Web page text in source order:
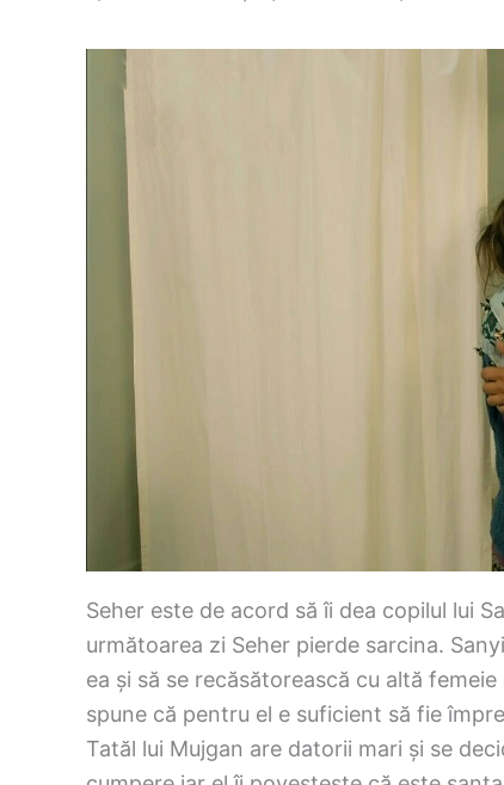
Seher este de acord să îi dea copilul lui
următoarea zi Seher pierde sarcina.
ea și să se recăsătorească cu altă
spune că pentru el e suficient să fie
Tatăl lui Mujgan are datorii mari și se